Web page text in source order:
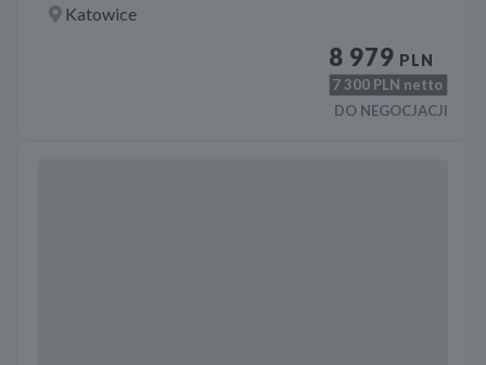
Katowice
8 979 PLN
7 300 PLN netto
DO NEGOCJACJI